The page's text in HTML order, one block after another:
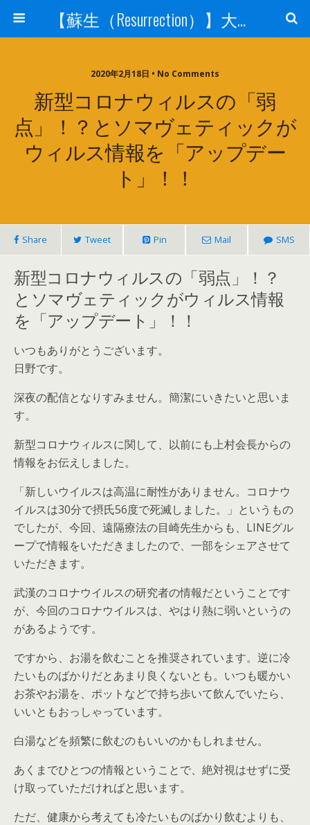
【蘇生（Resurrection）】大宇宙と人体の神秘を紐解く
2020年2月18日 • No Comments
新型コロナウィルスの「弱
点」！？とソマヴェティックが
ウィルス情報を「アップデー
ト」！！
Share Tweet Pin Mail SMS
新型コロナウィルスの「弱点」！？
とソマヴェティックがウィルス情報
を「アップデート」！！
いつもありがとうございます。
日野です。
深夜の配信となりすみません。簡潔にいきたいと思いま
す。
新型コロナウィルスに関して、以前にも上村会長からの
情報をお伝えしました。
「新しいウイルスは高温に耐性がありません。コロナウ
イルスは30分で摂氏56度で死滅しました。」というもの
でしたが、今回、遠隔療法の目崎先生からも、LINEグル
ープで情報をいただきましたので、一部をシェアさせて
いただきます。
武漢のコロナウイルスの研究者の情報だということです
が、今回のコロナウイルスは、やはり熱に弱いというの
があるようです。
ですから、お湯を飲むことを推奨されています。逆に冷
たいものばかりだとあまり良くないとも。いつも暖かい
お茶やお湯を、ポットなどで持ち歩いて飲んでいたら、
いいともおっしゃっています。
白湯などを頻繁に飲むのもいいのかもしれません。
あくまでひとつの情報ということで、絶対視はせずに受
け取っていただければと思います。
ただ、健康から考えても冷たいものばかり飲むよりも、